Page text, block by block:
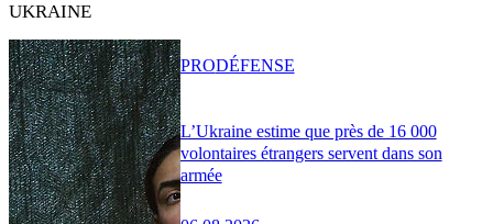
UKRAINE
L’Ukraine estime que près de 16 000
volontaires étrangers servent dans son
armée
PRODÉFENSE